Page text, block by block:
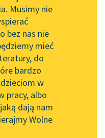
Przewodnik dla piszących i
czytających
API
OAI-PMH
Widget Wolnych Lektur
Przypisy
Musimy nie
bez nas nie
mieć
do
bardzo
w
pracy, albo
dają nam
Wolne
Za nic nie
być
ani nawet
To musi
być straszne! Nie...